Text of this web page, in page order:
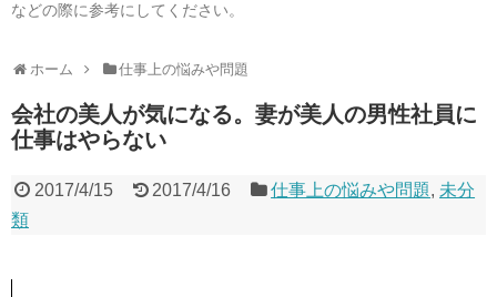
などの際に参考にしてください。
ホーム 仕事上の悩みや問題
会社の美人が気になる。妻が美人の男性社員に
仕事はやらない
2017/4/15 2017/4/16 仕事上の悩みや問題, 未分
類